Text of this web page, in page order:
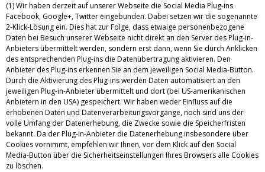
(1) Wir haben derzeit auf unserer Webseite die Social Media Plug-ins
Facebook, Google+, Twitter eingebunden. Dabei setzen wir die sogenannte
2-Klick-Lösung ein. Dies hat zur Folge, dass etwaige personenbezogene
Daten bei Besuch unserer Webseite nicht direkt an den Server des Plug-in-
Anbieters übermittelt werden, sondern erst dann, wenn Sie durch Anklicken
des entsprechenden Plug-ins die Datenübertragung aktivieren. Den
Anbieter des Plug-ins erkennen Sie an dem jeweiligen Social Media-Button.
Durch die Aktivierung des Plug-ins werden Daten automatisiert an den
jeweiligen Plug-in-Anbieter übermittelt und dort (bei US-amerikanischen
Anbietern in den USA) gespeichert. Wir haben weder Einfluss auf die
erhobenen Daten und Datenverarbeitungsvorgänge, noch sind uns der
volle Umfang der Datenerhebung, die Zwecke sowie die Speicherfristen
bekannt. Da der Plug-in-Anbieter die Datenerhebung insbesondere über
Cookies vornimmt, empfehlen wir Ihnen, vor dem Klick auf den Social
Media-Button über die Sicherheitseinstellungen Ihres Browsers alle Cookies
zu löschen.